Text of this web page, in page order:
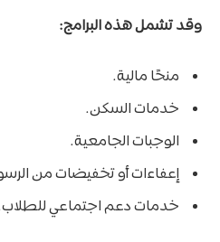
وقد تشمل هذه البرامج:
منحًا مالية.
خدمات السكن.
الوجبات الجامعية.
إعفاءات أو تخفيضات من
خدمات دعم اجتماعي